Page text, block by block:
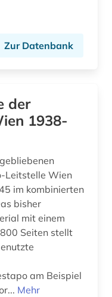
Zur Datenbank
der
1938-
Leitstelle Wien
im kombinierten
bisher
mit einem
Seiten stellt
am Beispiel
Mehr